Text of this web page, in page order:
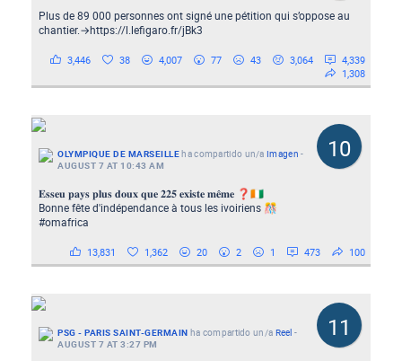
Plus de 89 000 personnes ont signé une pétition qui s’oppose au
chantier.→https://l.lefigaro.fr/jBk3
3,446 38 4,007 77 43 3,064
4,339
1,308
10
OLYMPIQUE DE MARSEILLEha compartido un/a Imagen -
AUGUST 7 AT 10:43 AM
𝐄𝐬𝐬𝐞𝐮 𝐩𝐚𝐲𝐬 𝐩𝐥𝐮𝐬 𝐝𝐨𝐮𝐱 𝐪𝐮𝐞 𝟐𝟐𝟓 𝐞𝐱𝐢𝐬𝐭𝐞 𝐦𝐞̂𝐦𝐞 ❓🇨🇮
Bonne fête d'indépendance à tous les ivoiriens 🎊
#omafrica
13,831 1,362 20 2 1 473 100
11
PSG - PARIS SAINT-GERMAIN ha compartido un/a Reel -
AUGUST 7 AT 3:27 PM